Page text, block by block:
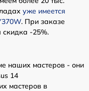
уже имеется
. При заказе
скидка -25%.
наших мастеров - они
14
мастеров в